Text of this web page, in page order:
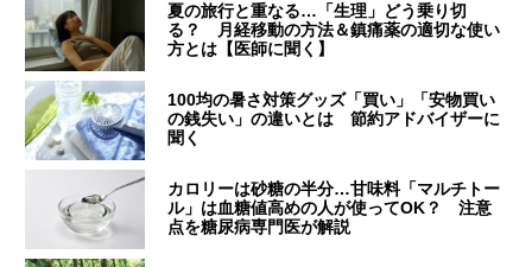
夏の旅行と重なる…「生理」どう乗り切
る？ 月経移動の方法＆鎮痛薬の適切な使い
方とは【医師に聞く】
100均の暑さ対策グッズ「買い」「安物買い
の銭失い」の違いとは 節約アドバイザーに
聞く
カロリーは砂糖の半分…甘味料「マルチトー
ル」は血糖値高めの人が使ってOK？ 注意
点を糖尿病専門医が解説